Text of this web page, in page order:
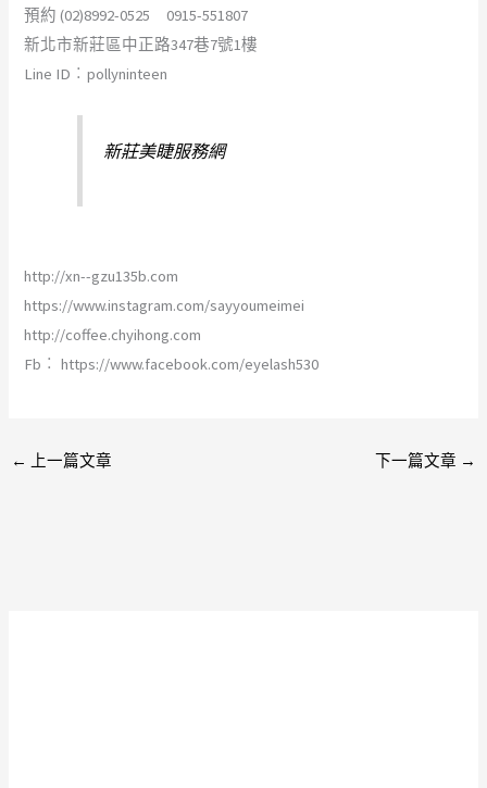
預約 (02)8992-0525 0915-551807
新北市新莊區中正路347巷7號1樓
Line ID︰pollyninteen
新莊美睫服務網
http://xn--gzu135b.com
https://www.instagram.com/sayyoumeimei
http://coffee.chyihong.com
Fb︰ https://www.facebook.com/eyelash530
← 上一篇文章 下一篇文章 →